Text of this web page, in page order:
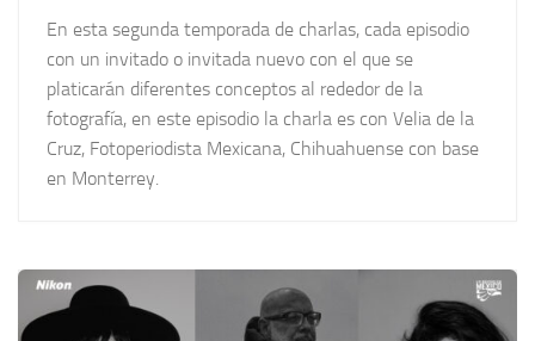
En esta segunda temporada de charlas, cada episodio
con un invitado o invitada nuevo con el que se
platicarán diferentes conceptos al rededor de la
fotografía, en este episodio la charla es con Velia de la
Cruz, Fotoperiodista Mexicana, Chihuahuense con base
en Monterrey.